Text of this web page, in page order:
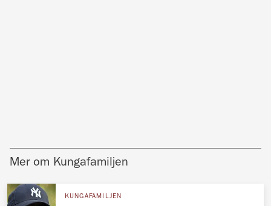
Mer om Kungafamiljen
KUNGAFAMILJEN